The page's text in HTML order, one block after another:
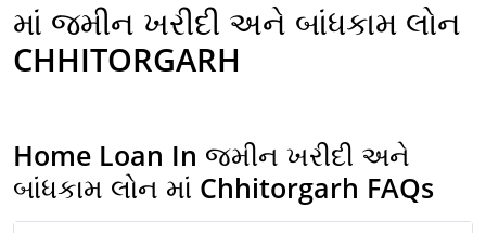
માં જમીન ખરીદી અને બાંધકામ લોન
CHHITORGARH
Home Loan In જમીન ખરીદી અને
બાંધકામ લોન માં Chhitorgarh FAQs